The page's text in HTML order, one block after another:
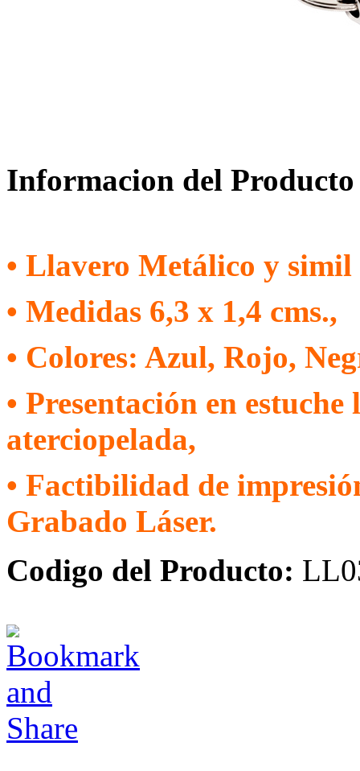
Informacion del Producto
• Llavero Metálico y simil
• Medidas 6,3 x 1,4 cms.,
• Colores: Azul, Rojo,
• Presentación en
aterciopelada,
• Factibilidad de
Grabado Láser.
Codigo del Producto: